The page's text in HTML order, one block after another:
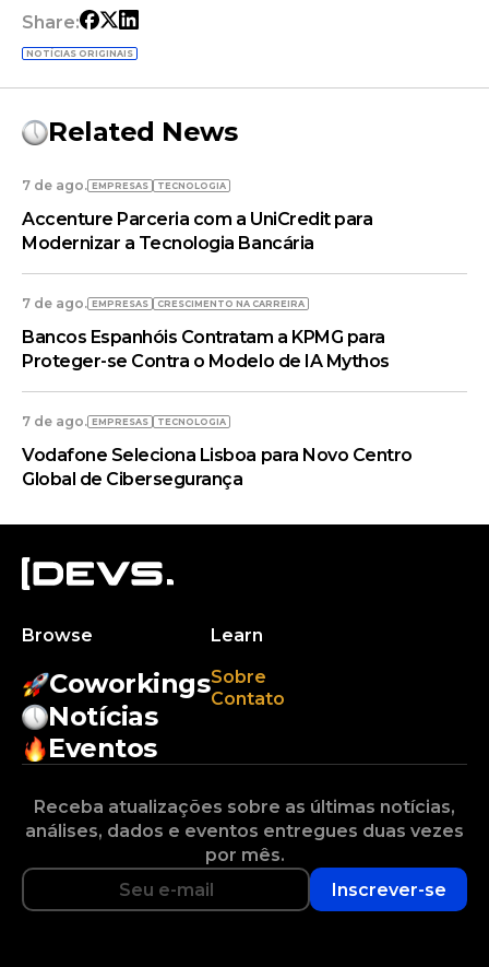
Share:
NOTÍCIAS ORIGINAIS
Related News
7 de ago. EMPRESAS TECNOLOGIA
Accenture Parceria com a UniCredit para
Modernizar a Tecnologia Bancária
7 de ago. EMPRESAS CRESCIMENTO NA CARREIRA
Bancos Espanhóis Contratam a KPMG para
Proteger-se Contra o Modelo de IA Mythos
7 de ago. EMPRESAS TECNOLOGIA
Vodafone Seleciona Lisboa para Novo Centro
Global de Cibersegurança
Browse
Coworkings
Notícias
Eventos
Learn
Sobre
Contato
Receba atualizações sobre as últimas notícias,
análises, dados e eventos entregues duas vezes
por mês.
Inscrever-se